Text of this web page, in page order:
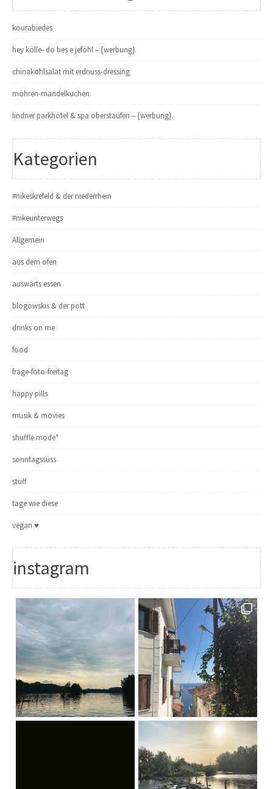
kourabiedes
hey kölle- do bes e jeföhl – {werbung}.
chinakohlsalat mit erdnuss-dressing
möhren-mandelkuchen.
lindner parkhotel & spa oberstaufen – {werbung}.
Kategorien
#nikeskrefeld & der niederrhein
#nikeunterwegs
Allgemein
aus dem ofen
auswärts essen
blogowskis & der pott
drinks on me
food
frage-foto-freitag
happy pills
musik & movies
shuffle mode*
sonntagssüss
stuff
tage wie diese
vegan ♥
instagram